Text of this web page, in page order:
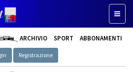
ARCHIVIO SPORT ABBONAMENTI
Registrazione